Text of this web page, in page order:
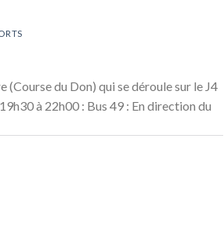
(Course du Don) qui se déroule sur le J4
à 22h00 : Bus 49 : En direction du